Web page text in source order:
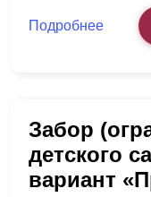
Подробнее
Забор
детского
вариант